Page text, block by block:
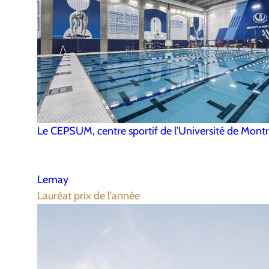
Le CEPSUM, centre sportif de l’Université de
Lemay
Lauréat prix de l'année